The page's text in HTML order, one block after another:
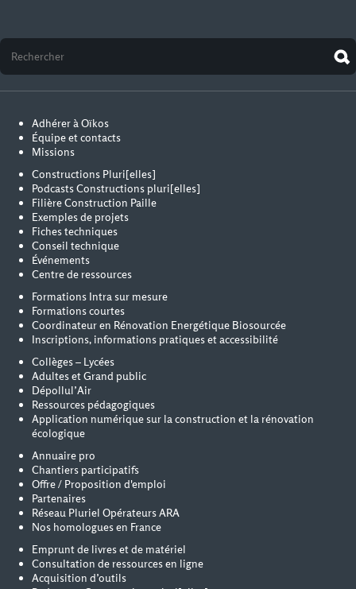
Adhérer à Oïkos
Équipe et contacts
Missions
Constructions Pluri[elles]
Podcasts Constructions pluri[elles]
Filière Construction Paille
Exemples de projets
Fiches techniques
Conseil technique
Événements
Centre de ressources
Formations Intra sur mesure
Formations courtes
Coordinateur en Rénovation Energétique Biosourcée
Inscriptions, informations pratiques et accessibilité
Collèges – Lycées
Adultes et Grand public
Dépollul’Air
Ressources pédagogiques
Application numérique sur la construction et la rénovation
écologique
Annuaire pro
Chantiers participatifs
Offre / Proposition d'emploi
Partenaires
Réseau Pluriel Opérateurs ARA
Nos homologues en France
Emprunt de livres et de matériel
Consultation de ressources en ligne
Acquisition d’outils